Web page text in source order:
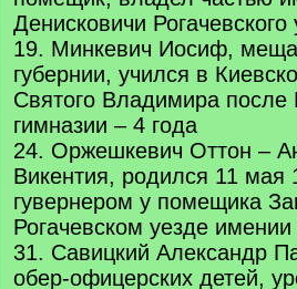
Денисковичи
19. Минкевич Иосиф,
губернии, учился в
Святого Владимира после
гимназии – 4 года
24. Оржешкевич Оттон –
Викентия, родился 11 мая
гувернером у помещика
Рогачевском уезде
31. Савицкий Александр
обер-офицерских детей,